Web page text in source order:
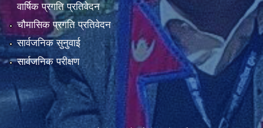
वार्षिक प्रगति प्रतिवेदन
चौमासिक प्रगति प्रतिवेदन
सार्वजनिक सुनुवाई
सार्वजनिक परीक्षण